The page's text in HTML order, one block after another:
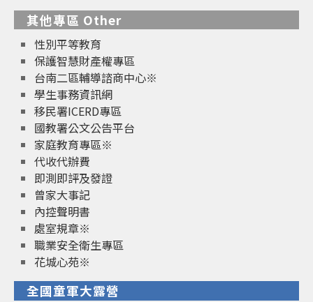
其他專區 Other
性別平等教育
保護智慧財產權專區
台南二區輔導諮商中心※
學生事務資訊網
移民署ICERD專區
國教署公文公告平台
家庭教育專區※
代收代辦費
即測即評及發證
曾家大事記
內控聲明書
處室規章※
職業安全衛生專區
花城心苑※
全國童軍大露營